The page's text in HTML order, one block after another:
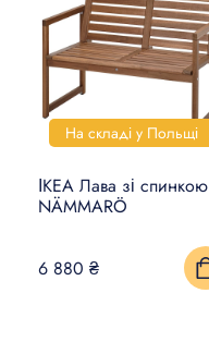
На складі у Польщі
ІКЕА Лава зі спинкою
NÄMMARÖ
6 880 ₴